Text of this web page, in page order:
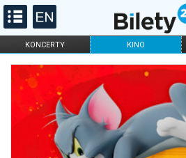
KONCERTY KINO
FILHARMONIA OPERA I BALET
DLA DZIECI